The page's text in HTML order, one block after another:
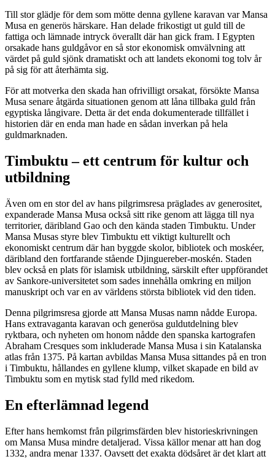
Till stor glädje för dem som mötte denna gyllene karavan var Mansa
Musa en generös härskare. Han delade frikostigt ut guld till de
fattiga och lämnade intryck överallt där han gick fram. I Egypten
orsakade hans guldgåvor en så stor ekonomisk omvälvning att
värdet på guld sjönk dramatiskt och att landets ekonomi tog tolv år
på sig för att återhämta sig.
För att motverka den skada han ofrivilligt orsakat, försökte Mansa
Musa senare åtgärda situationen genom att låna tillbaka guld från
egyptiska långivare. Detta är det enda dokumenterade tillfället i
historien där en enda man hade en sådan inverkan på hela
guldmarknaden.
Timbuktu – ett centrum för kultur och
utbildning
Även om en stor del av hans pilgrimsresa präglades av generositet,
expanderade Mansa Musa också sitt rike genom att lägga till nya
territorier, däribland Gao och den kända staden Timbuktu. Under
Mansa Musas styre blev Timbuktu ett viktigt kulturellt och
ekonomiskt centrum där han byggde skolor, bibliotek och moskéer,
däribland den fortfarande stående Djinguereber-moskén. Staden
blev också en plats för islamisk utbildning, särskilt efter uppförandet
av Sankore-universitetet som sades innehålla omkring en miljon
manuskript och var en av världens största bibliotek vid den tiden.
Denna pilgrimsresa gjorde att Mansa Musas namn nådde Europa.
Hans extravaganta karavan och generösa guldutdelning blev
ryktbara, och nyheten om honom nådde den spanska kartografen
Abraham Cresques som inkluderade Mansa Musa i sin Katalanska
atlas från 1375. På kartan avbildas Mansa Musa sittandes på en tron
i Timbuktu, hållandes en gyllene klump, vilket skapade en bild av
Timbuktu som en mytisk stad fylld med rikedom.
En efterlämnad legend
Efter hans hemkomst från pilgrimsfärden blev historieskrivningen
om Mansa Musa mindre detaljerad. Vissa källor menar att han dog
1332, andra menar 1337. Oavsett det exakta dödsåret är det klart att